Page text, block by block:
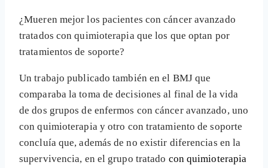
¿Mueren mejor los pacientes con cáncer avanzado
tratados con quimioterapia que los que optan por
tratamientos de soporte?
Un trabajo publicado también en el BMJ que
comparaba la toma de decisiones al final de la vida
de dos grupos de enfermos con cáncer avanzado, uno
con quimioterapia y otro con tratamiento de soporte
concluía que, además de no existir diferencias en la
supervivencia, en el grupo tratado con quimioterapia